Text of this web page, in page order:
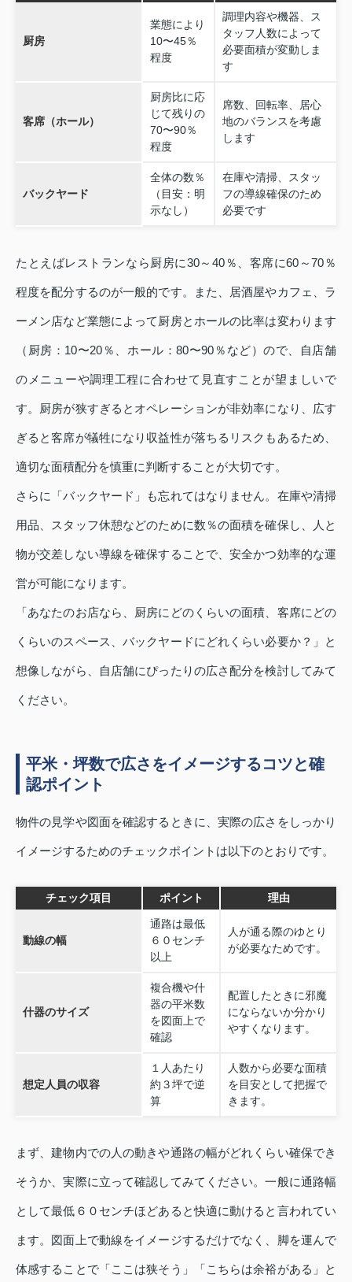
厨房
業態により
10〜45％
程度
調理内容や機器、ス
タッフ人数によって
必要面積が変動しま
す
客席（ホール）
厨房比に応
じて残りの
70〜90％
程度
席数、回転率、居心
地のバランスを考慮
します
バックヤード
全体の数％
（目安：明
示なし）
在庫や清掃、スタッ
フの導線確保のため
必要です
たとえばレストランなら厨房に30～40％、客席に60～70％
程度を配分するのが一般的です。また、居酒屋やカフェ、ラ
ーメン店など業態によって厨房とホールの比率は変わります
（厨房：10〜20％、ホール：80〜90％など）ので、自店舗
のメニューや調理工程に合わせて見直すことが望ましいで
す。厨房が狭すぎるとオペレーションが非効率になり、広す
ぎると客席が犠牲になり収益性が落ちるリスクもあるため、
適切な面積配分を慎重に判断することが大切です。
さらに「バックヤード」も忘れてはなりません。在庫や清掃
用品、スタッフ休憩などのために数％の面積を確保し、人と
物が交差しない導線を確保することで、安全かつ効率的な運
営が可能になります。
「あなたのお店なら、厨房にどのくらいの面積、客席にどの
くらいのスペース、バックヤードにどれくらい必要か？」と
想像しながら、自店舗にぴったりの広さ配分を検討してみて
ください。
平米・坪数で広さをイメージするコツと確
認ポイント
物件の見学や図面を確認するときに、実際の広さをしっかり
イメージするためのチェックポイントは以下のとおりです。
チェック項目 ポイント 理由
動線の幅
通路は最低
６０センチ
以上
人が通る際のゆとり
が必要なためです。
什器のサイズ
複合機や什
器の平米数
を図面上で
確認
配置したときに邪魔
にならないか分かり
やすくなります。
想定人員の収容
１人あたり
約３坪で逆
算
人数から必要な面積
を目安として把握で
きます。
まず、建物内での人の動きや通路の幅がどれくらい確保でき
そうか、実際に立って確認してみてください。一般に通路幅
として最低６０センチほどあると快適に動けると言われてい
ます。図面上で動線をイメージするだけでなく、脚を運んで
体感することで「ここは狭そう」「こちらは余裕がある」と